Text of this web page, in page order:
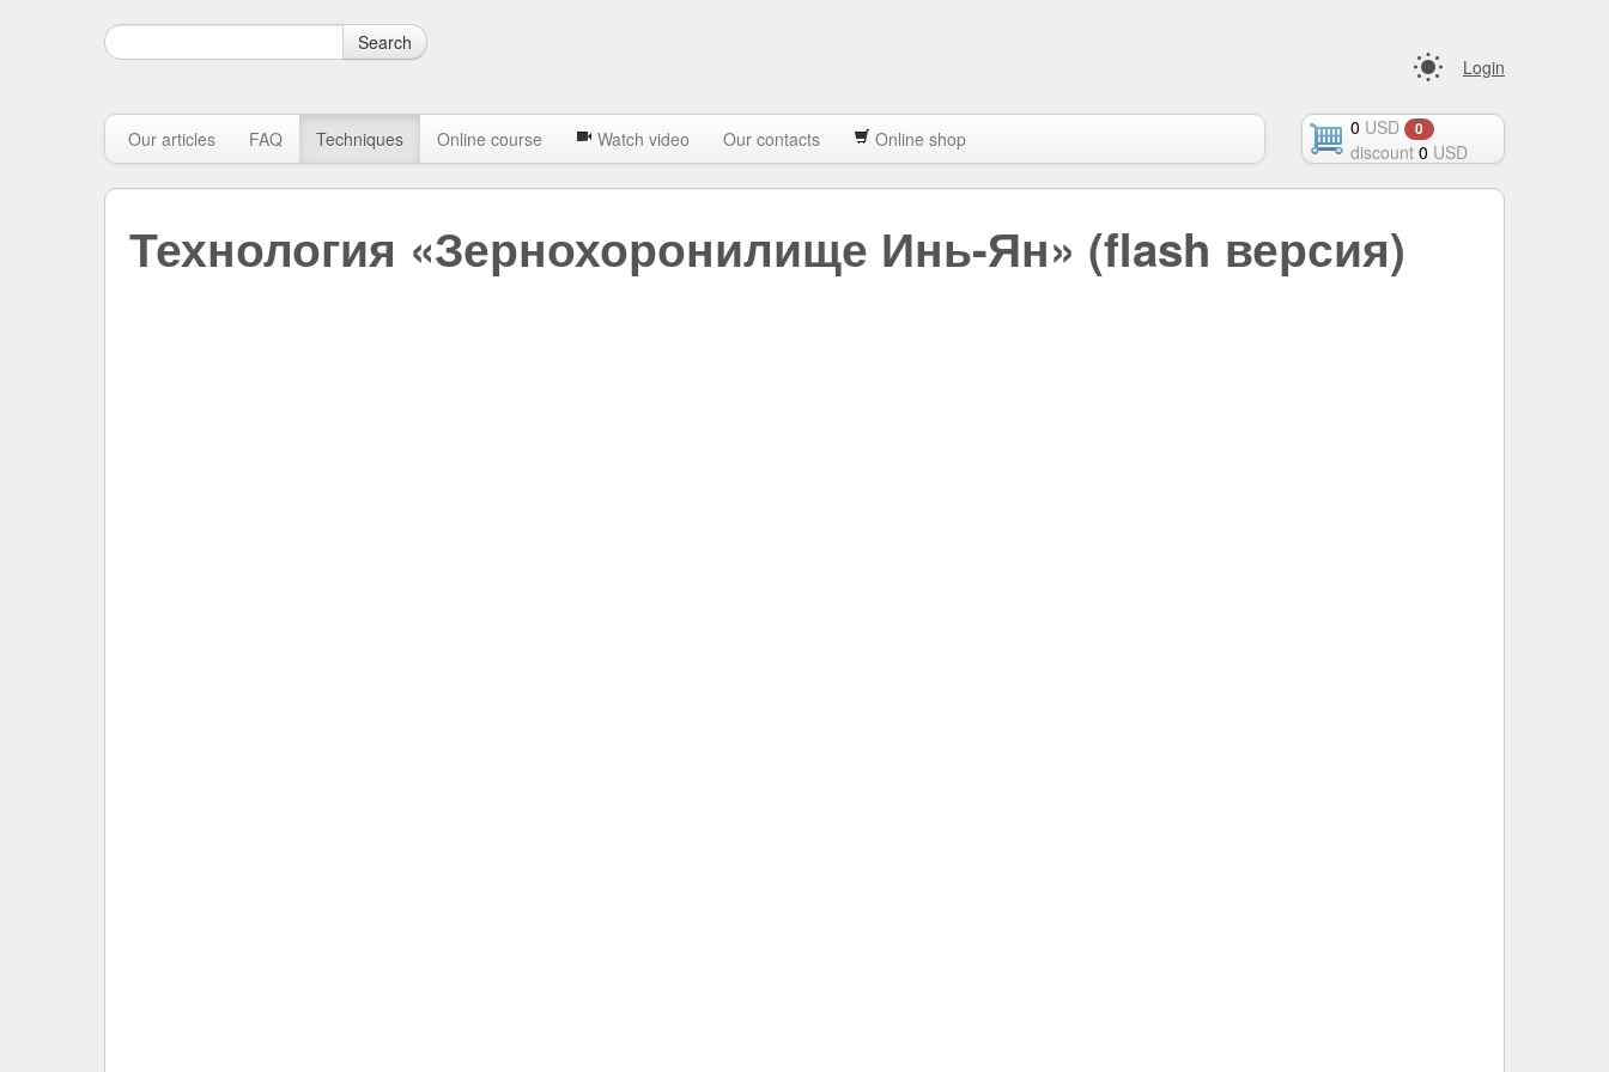
Search
Login
Our articles FAQ Techniques Online course Watch video Our contacts Online shop 0 USD 0
discount 0 USD
Технология «Зернохоронилище Инь-Ян» (flash версия)